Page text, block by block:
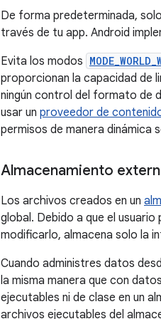
De forma predeterminada,
través de tu app. Android
Evita los modos
proporcionan la capacidad de
ningún control del formato de
usar un proveedor de
permisos de manera dinámica
Almacenamiento
Los archivos creados en un
global. Debido a que el
modificarlo, almacena solo la
Cuando administres datos
la misma manera que con
ejecutables ni de clase en un
archivos ejecutables del